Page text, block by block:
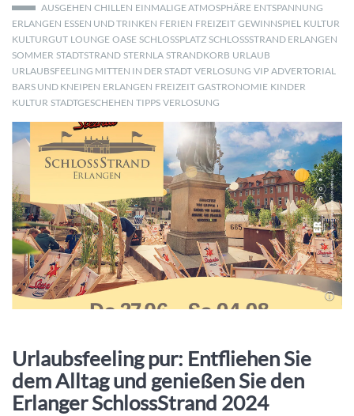
AUSGEHEN CHILLEN EINMALIGE ATMOSPHÄRE ENTSPANNUNG
ERLANGEN ESSEN UND TRINKEN FERIEN FREIZEIT GEWINNSPIEL KULTUR
KULTURGUT LOUNGE OASE SCHLOSSPLATZ SCHLOSSSTRAND ERLANGEN
SOMMER STADTSTRAND STERNLA STRANDKORB URLAUB
URLAUBSFEELING MITTEN IN DER STADT VERLOSUNG VIP ADVERTORIAL
BARS UND KNEIPEN ERLANGEN FREIZEIT GASTRONOMIE KINDER
KULTUR STADTGESCHEHEN TIPPS VERLOSUNG
Urlaubsfeeling pur: Entfliehen Sie
dem Alltag und genießen Sie den
Erlanger SchlossStrand 2024